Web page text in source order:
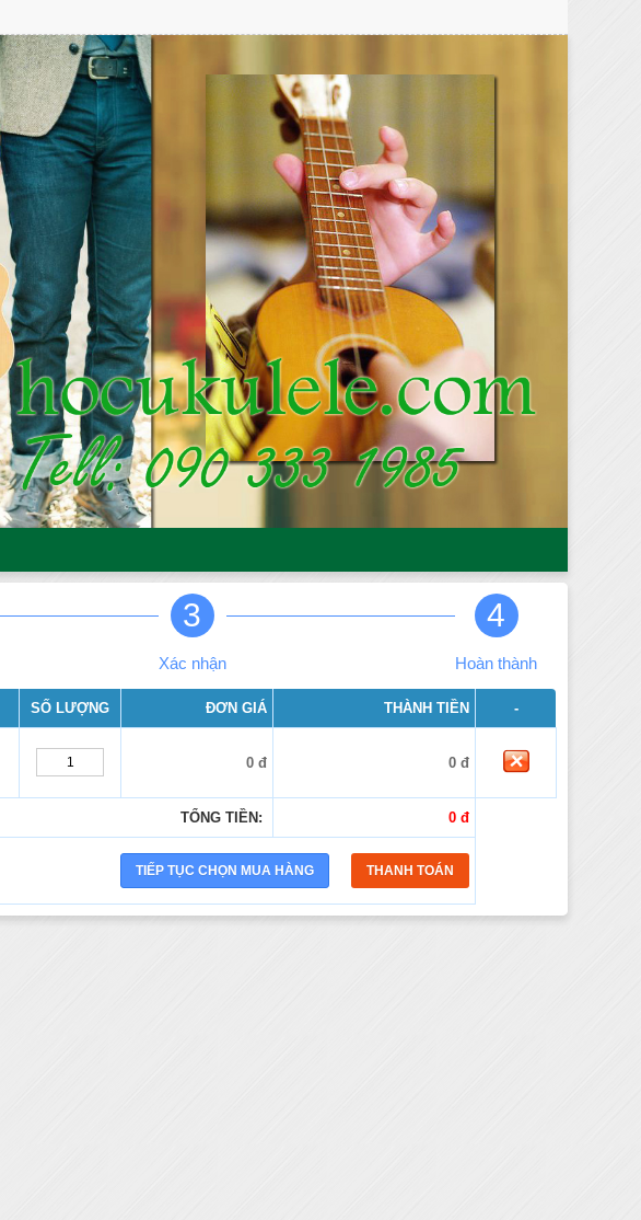
3
Xác nhận
4
Hoàn thành
SỐ LƯỢNG ĐƠN GIÁ THÀNH TIỀN -
0 đ 0 đ
TỔNG TIỀN: 0 đ